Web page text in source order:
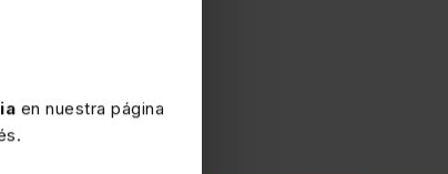
en nuestra página